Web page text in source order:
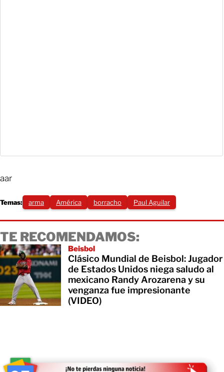
aar
Temas: arma América borracho Paul Aguilar
TE RECOMENDAMOS:
Beisbol
Clásico Mundial de Beisbol: Jugador
de Estados Unidos niega saludo al
mexicano Randy Arozarena y su
venganza fue impresionante
(VIDEO)